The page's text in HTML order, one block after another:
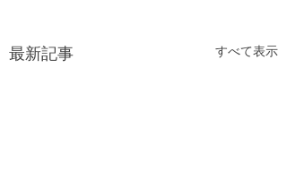
最新記事 すべて表示